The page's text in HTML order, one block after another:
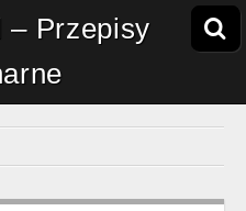
– Przepisy